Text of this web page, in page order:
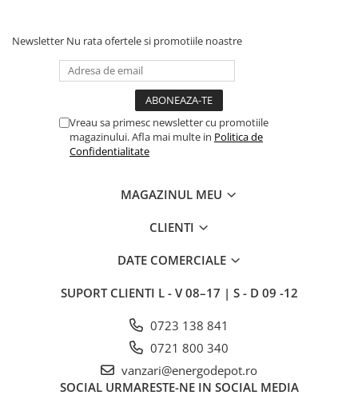
Aplicat (PT)
Intrerupator
Priza+Intrerupator
Pulsar Touch
Smart SHELLY
Corpuri de iluminat decorative
Corpuri iluminat exterior
Corpuri iluminat interior
Lampa de birou/veioza
Lampa de veghe
Newsletter Nu rata ofertele si promotiile noastre
Vreau sa primesc newsletter cu promotiile
magazinului. Afla mai multe in Politica de
Confidentialitate
MAGAZINUL MEU
CLIENTI
DATE COMERCIALE
SUPORT CLIENTI L - V 08–17 | S - D 09 -12
0723 138 841
0721 800 340
vanzari@energodepot.ro
SOCIAL URMARESTE-NE IN SOCIAL MEDIA